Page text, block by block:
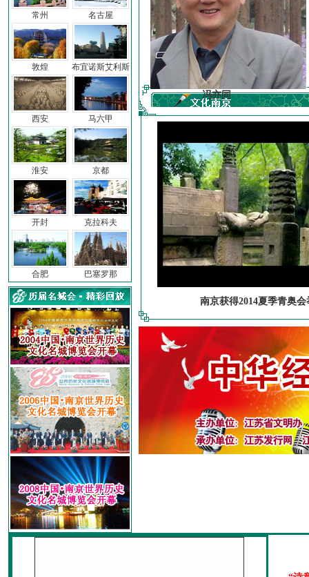
常州
敦煌
西安
淮安
开封
合肥
名古屋
布宜诺斯艾利斯
马六甲
京都
克拉科夫
巴塞罗那
子 冯亦同
南京获得2014夏季青奥会